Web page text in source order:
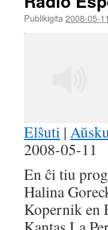
Publikigita 2008-05-11
SHARE
LINK
EMBED
Elŝuti |
2008-05-11
En ĉi tiu
Halina
Kopernik en